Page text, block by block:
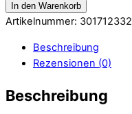
In den Warenkorb
Artikelnummer: 301712332
Beschreibung
Rezensionen (0)
Beschreibung